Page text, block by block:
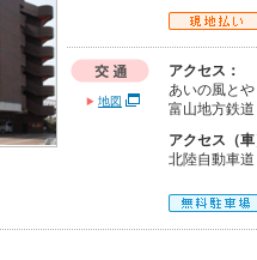
地図
アクセス：
あいの風とや
富山地方鉄道
アクセス（車
北陸自動車